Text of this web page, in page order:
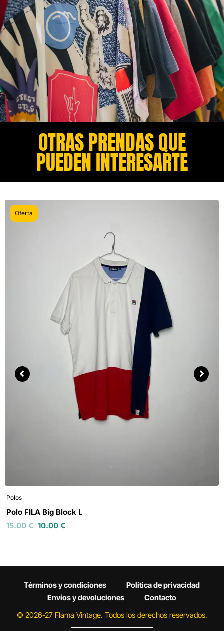
OTRAS PRENDAS QUE
PUEDEN INTERESARTE​
Oferta
Polos
Polo FILA Big Block L
15.00€ 10.00€
Términos y condiciones
Política de privacidad
Envíos y devoluciones
Contacto
© 2026-27 Flama Vintage. Todos los derechos reservados.